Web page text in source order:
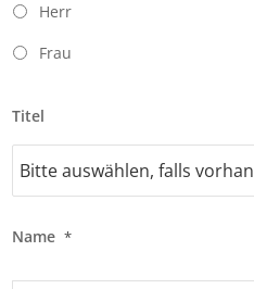
Herr
Frau
Titel
Name *